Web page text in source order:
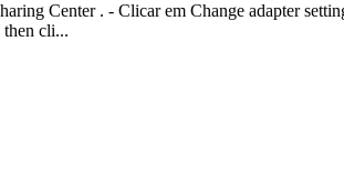
Center . - Clicar em Change adapter
then cli...